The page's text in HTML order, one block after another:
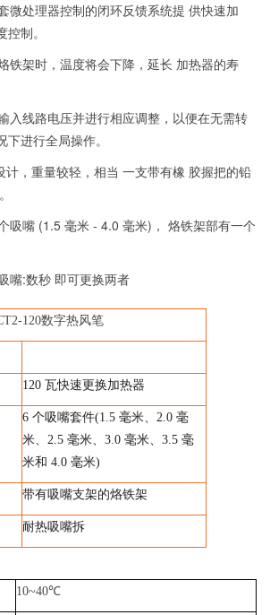
微处理器控制的闭环反馈系统提 供快速加
制。
铁架时，温度将会下降，延长 加热器的寿
入线路电压并进行相应调整，以便在无需转
进行全局操作。
计，重量较轻，相当 一支带有橡 胶握把的铅
吸嘴 (1.5 毫米 - 4.0 毫米) ， 烙铁架部有一个
嘴:数秒 即可更换两者
120数字热风笔
120 瓦快速更换加热器
6 个吸嘴套件(1.5 毫米、 2.0 毫
米、 2.5 毫米、 3.0 毫米、 3.5 毫
米和 4.0 毫米)
带有吸嘴支架的烙铁架
耐热吸嘴拆
10~40℃